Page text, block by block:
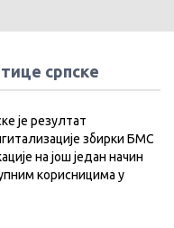
српске
је резултат
збирки БМС
на још један начин
корисницима у